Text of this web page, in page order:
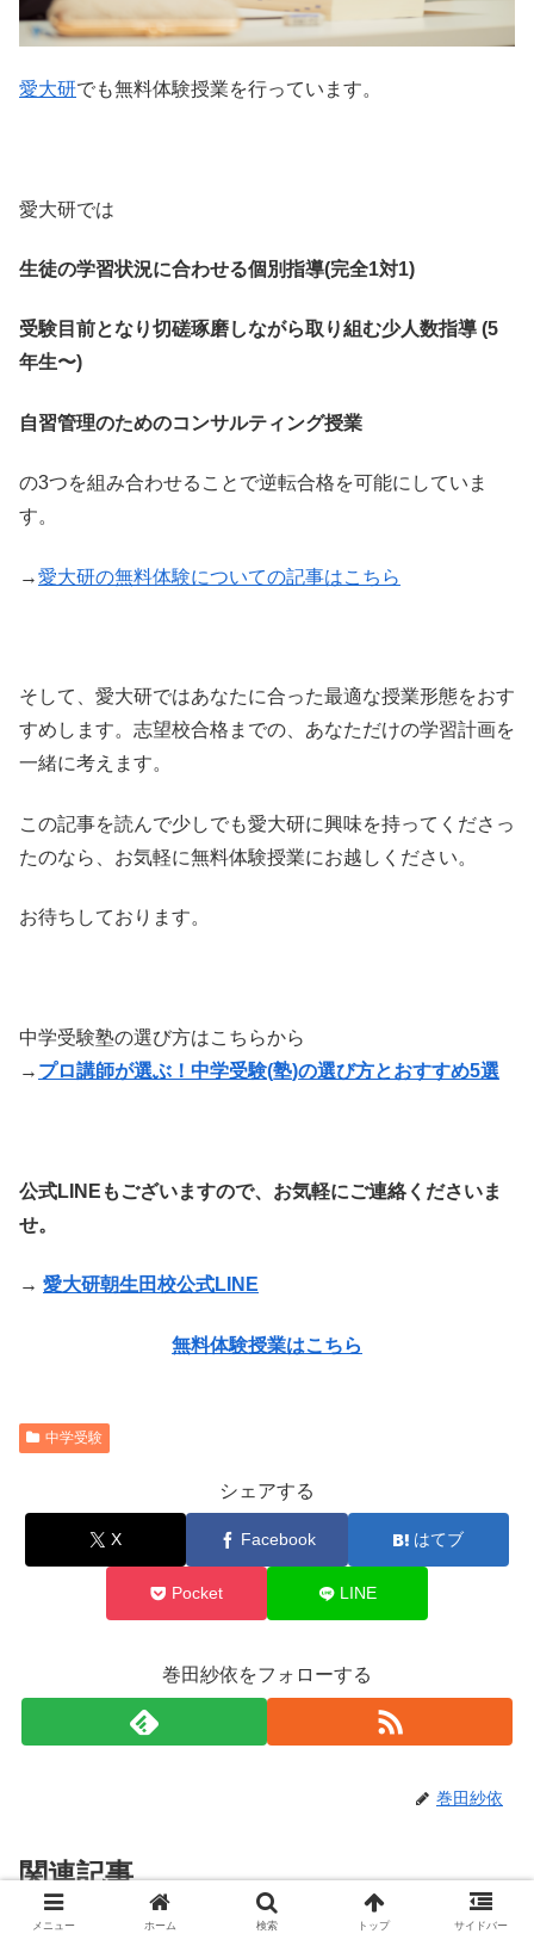
愛大研でも無料体験授業を行っています。
愛大研では
生徒の学習状況に合わせる個別指導(完全1対1)
受験目前となり切磋琢磨しながら取り組む少人数指導 (5
年生〜)
自習管理のためのコンサルティング授業
の3つを組み合わせることで逆転合格を可能にしていま
す。
→愛大研の無料体験についての記事はこちら
そして、愛大研ではあなたに合った最適な授業形態をおす
すめします。志望校合格までの、あなただけの学習計画を
一緒に考えます。
この記事を読んで少しでも愛大研に興味を持ってくださっ
たのなら、お気軽に無料体験授業にお越しください。
お待ちしております。
中学受験塾の選び方はこちらから
→ プロ講師が選ぶ！中学受験(塾)の選び方とおすすめ5選
公式LINEもございますので、お気軽にご連絡くださいま
せ。
→ 愛大研朝生田校公式LINE
無料体験授業はこちら
中学受験
シェアする
X Facebook はてブ
Pocket LINE
巻田紗依をフォローする
巻田紗依
関連記事
メニュー ホーム 検索 トップ サイドバー